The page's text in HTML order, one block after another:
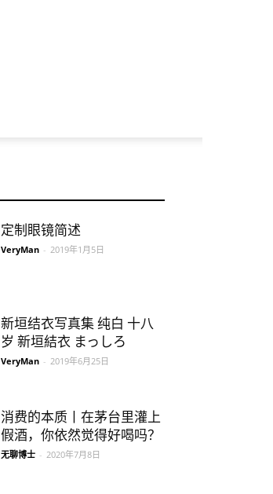
定制眼镜简述
VeryMan - 2019年1月5日
新垣结衣写真集 纯白 十八
岁 新垣結衣 まっしろ
VeryMan - 2019年6月25日
消费的本质丨在茅台里灌上
假酒，你依然觉得好喝吗？
无聊博士 - 2020年7月8日